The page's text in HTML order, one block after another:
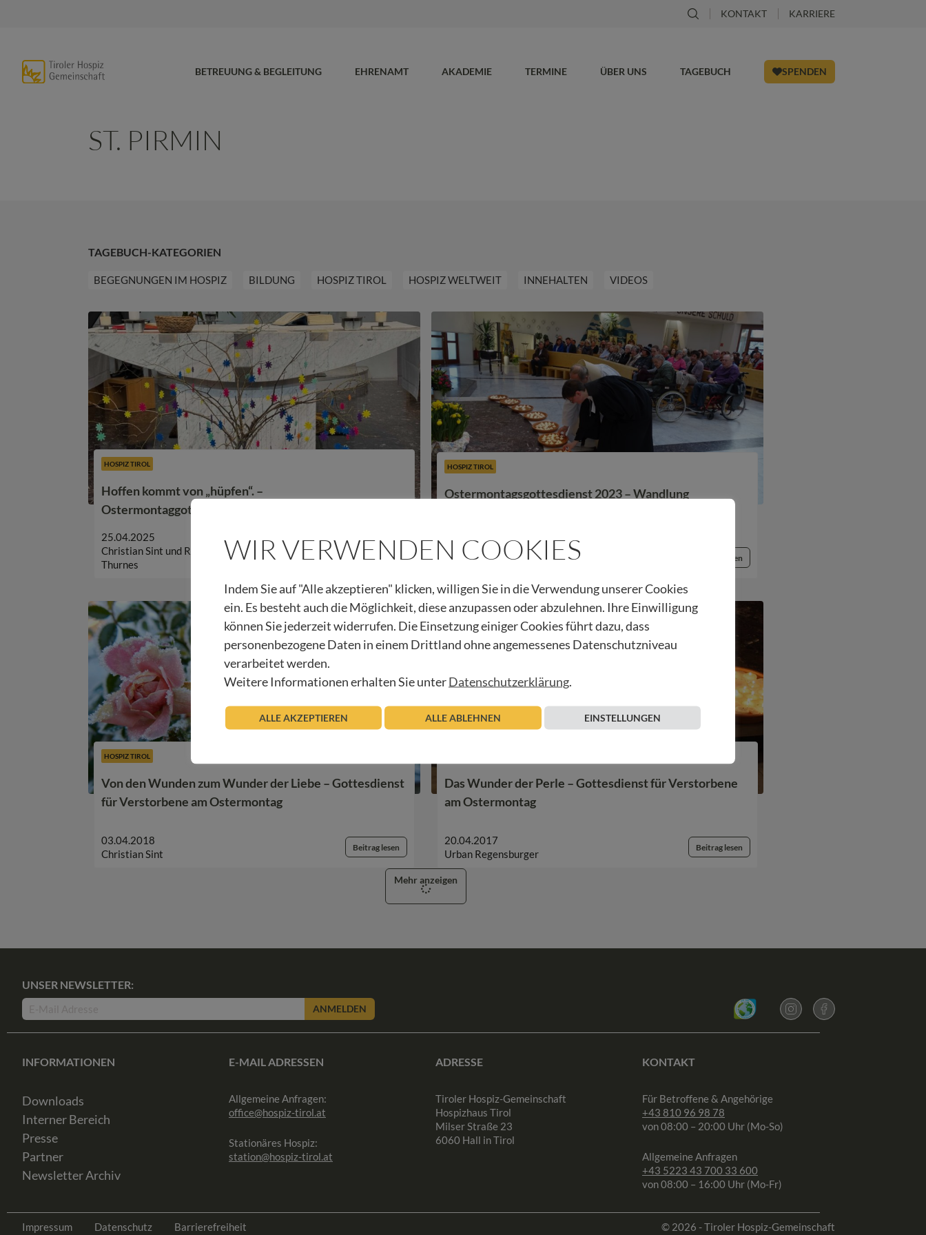
KONTAKT KARRIERE
BETREUUNG & BEGLEITUNG EHRENAMT AKADEMIE TERMINE ÜBER UNS TAGEBUCH SPENDEN
ST. PIRMIN
TAGEBUCH-KATEGORIEN
BEGEGNUNGEN IM HOSPIZ BILDUNG HOSPIZ TIROL HOSPIZ WELTWEIT INNEHALTEN VIDEOS
HOSPIZ TIROL
Hoffen kommt von „hüpfen“. –
Ostermontaggottesdienst 2025
25.04.2025
Christian Sint und Romana
Thurnes
Beitrag lesen
HOSPIZ TIROL
Ostermontagsgottesdienst 2023 – Wandlung
13.04.2023
Beitrag lesen
HOSPIZ TIROL
Von den Wunden zum Wunder der Liebe – Gottesdienst
für Verstorbene am Ostermontag
03.04.2018
Christian Sint
Beitrag lesen
Das Wunder der Perle – Gottesdienst für Verstorbene
am Ostermontag
20.04.2017
Urban Regensburger
Beitrag lesen
Mehr anzeigen
UNSER NEWSLETTER:
ANMELDEN
INFORMATIONEN
Downloads
Interner Bereich
Presse
Partner
Newsletter Archiv
E-MAIL ADRESSEN
Allgemeine Anfragen:
office@hospiz-tirol.at
Stationäres Hospiz:
station@hospiz-tirol.at
ADRESSE
Tiroler Hospiz-Gemeinschaft
Hospizhaus Tirol
Milser Straße 23
6060 Hall in Tirol
KONTAKT
Für Betroffene & Angehörige
+43 810 96 98 78
von 08:00 – 20:00 Uhr (Mo-So)
Allgemeine Anfragen
+43 5223 43 700 33 600
von 08:00 – 16:00 Uhr (Mo-Fr)
Impressum Datenschutz Barrierefreiheit © 2026 - Tiroler Hospiz-Gemeinschaft
WIR VERWENDEN COOKIES
Indem Sie auf "Alle akzeptieren" klicken, willigen Sie in die Verwendung unserer Cookies
ein. Es besteht auch die Möglichkeit, diese anzupassen oder abzulehnen. Ihre Einwilligung
können Sie jederzeit widerrufen. Die Einsetzung einiger Cookies führt dazu, dass
personenbezogene Daten in einem Drittland ohne angemessenes Datenschutzniveau
verarbeitet werden.
Weitere Informationen erhalten Sie unterDatenschutzerklärung.
ALLE AKZEPTIEREN ALLE ABLEHNEN EINSTELLUNGEN